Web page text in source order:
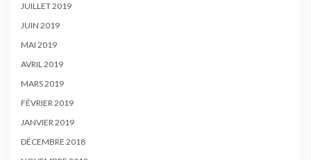
JUILLET 2019
JUIN 2019
MAI 2019
AVRIL 2019
MARS 2019
FÉVRIER 2019
JANVIER 2019
DÉCEMBRE 2018